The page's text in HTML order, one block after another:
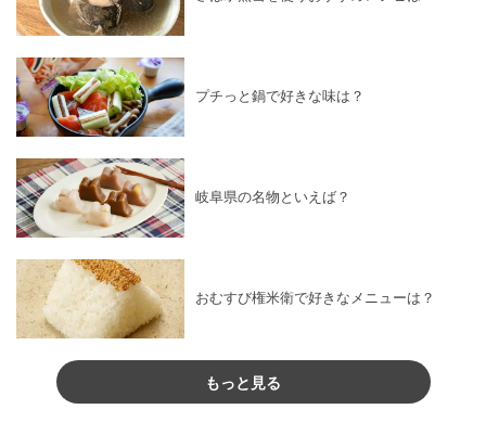
プチっと鍋で好きな味は？
岐阜県の名物といえば？
おむすび権米衛で好きなメニューは？
もっと見る